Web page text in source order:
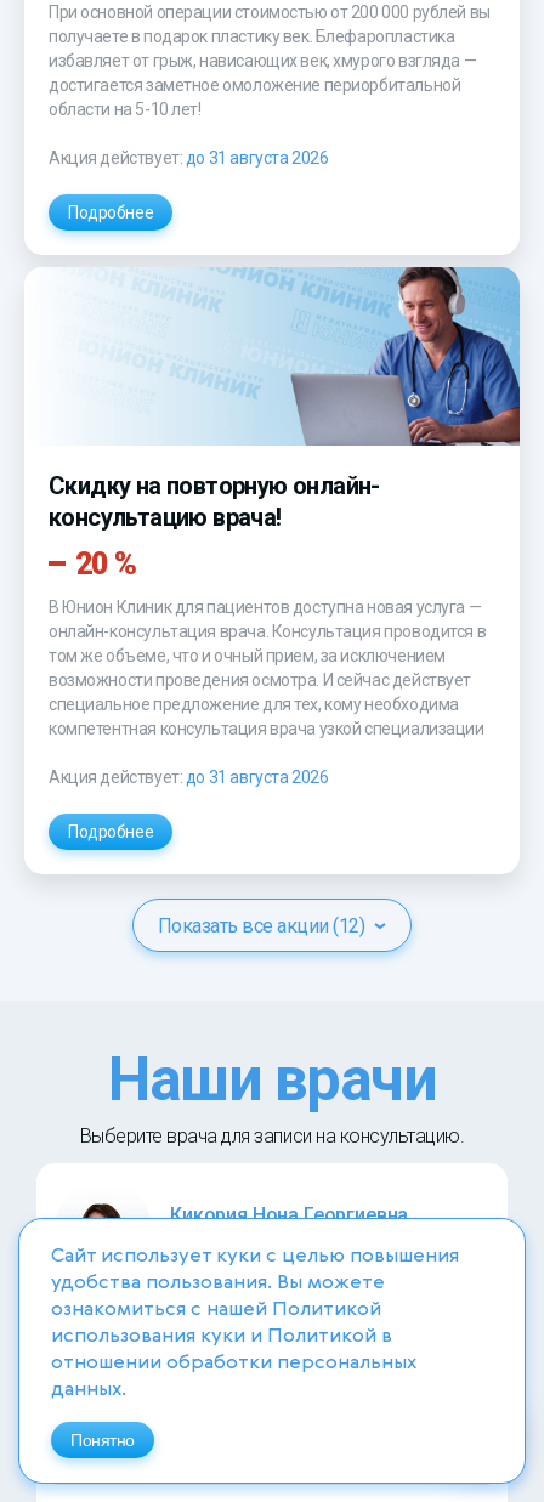
При основной операции стоимостью от 200 000 рублей вы
получаете в подарок пластику век. Блефаропластика
избавляет от грыж, нависающих век, хмурого взгляда —
достигается заметное омоложение периорбитальной
области на 5-10 лет!
Акция действует: до 31 августа 2026
Подробнее
Скидку на повторную онлайн-
консультацию врача!
20 %
В Юнион Клиник для пациентов доступна новая услуга —
онлайн-консультация врача. Консультация проводится в
том же объеме, что и очный прием, за исключением
возможности проведения осмотра. И сейчас действует
специальное предложение для тех, кому необходима
компетентная консультация врача узкой специализации
Акция действует: до 31 августа 2026
Подробнее
Показать все акции (12)
Наши врачи
Выберите врача для записи на консультацию.
Кикория Нона Георгиевна
Врач - хирург высшей квалификационной категории,
кандидат медицинских наук, доцент кафедры
пластической и реконструктивной хирургии
медицинского университета им. И.И. Мечникова.
Сайт использует куки с целью повышения
удобства пользования. Вы можете
ознакомиться с нашей Политикой
использования куки и Политикой в
отношении обработки персональных
данных.
Понятно